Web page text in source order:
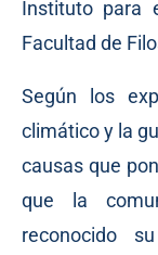
Instituto para
Facultad de
Según los
climático y la
causas que
que la
reconocido